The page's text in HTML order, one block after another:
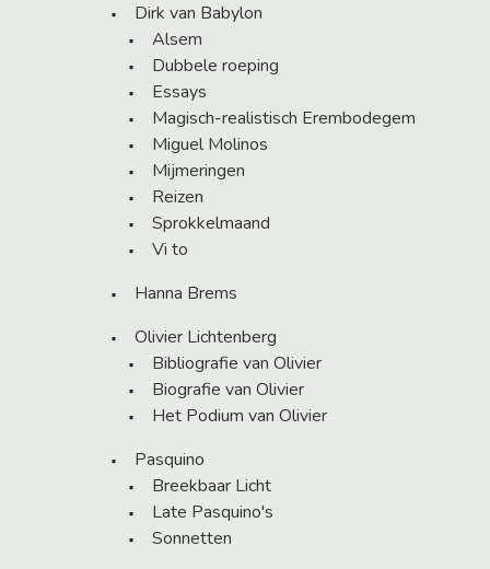
Dirk van Babylon
Alsem
Dubbele roeping
Essays
Magisch-realistisch Erembodegem
Miguel Molinos
Mijmeringen
Reizen
Sprokkelmaand
Vi to
Hanna Brems
Olivier Lichtenberg
Bibliografie van Olivier
Biografie van Olivier
Het Podium van Olivier
Pasquino
Breekbaar Licht
Late Pasquino's
Sonnetten